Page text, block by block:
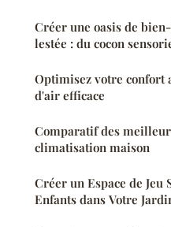
Créer une oasis de
lestée : du cocon
Optimisez votre confort
d'air efficace
Comparatif des
climatisation maison
Créer un Espace de
Enfants dans Votre